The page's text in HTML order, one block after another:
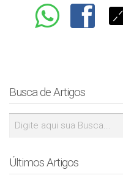
Busca de Artigos
Últimos Artigos